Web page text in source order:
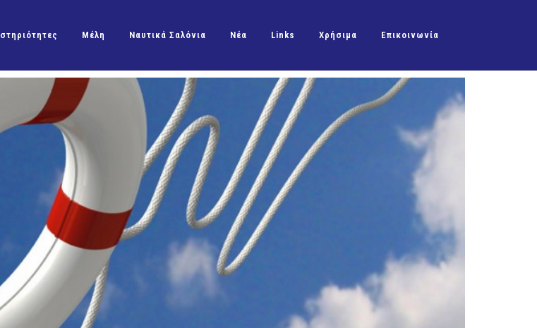
Μέλη Ναυτικά Σαλόνια Νέα Links Χρήσιμα Επικοινωνία